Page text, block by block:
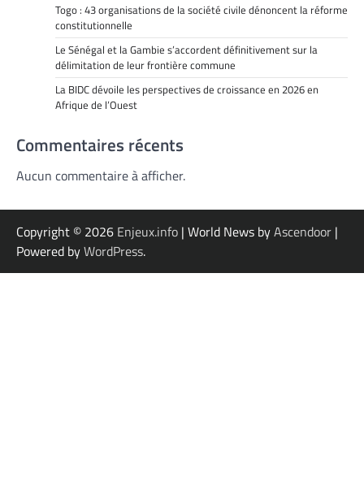
Togo : 43 organisations de la société civile dénoncent la réforme
constitutionnelle
Le Sénégal et la Gambie s’accordent définitivement sur la
délimitation de leur frontière commune
La BIDC dévoile les perspectives de croissance en 2026 en
Afrique de l’Ouest
Commentaires récents
Aucun commentaire à afficher.
Copyright © 2026 Enjeux.info | World News byAscendoor |
Powered byWordPress.